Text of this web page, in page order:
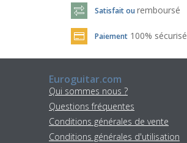
Satisfait ou remboursé
Paiement 100% sécurisé
Euroguitar.com
Qui sommes nous ?
Questions fréquentes
Conditions générales de vente
Conditions générales d'utilisation